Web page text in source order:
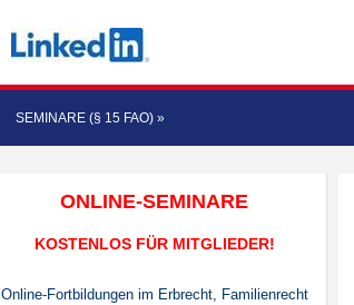
SEMINARE (§ 15 FAO) »
ONLINE-SEMINARE
KOSTENLOS FÜR MITGLIEDER!
Online-Fortbildungen im Erbrecht, Familienrecht